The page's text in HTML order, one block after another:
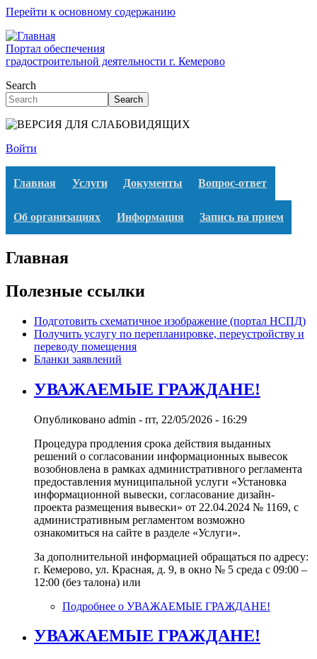
Перейти к основному содержанию
Портал обеспечения
градостроительной деятельности г. Кемерово
Search
Search
Войти
Главная Услуги Документы Вопрос-ответ
Об организациях Информация Запись на прием
Главная
Полезные ссылки
Подготовить схематичное изображение (портал НСПД)
Получить услугу по перепланировке, переустройству и
переводу помещения
Бланки заявлений
УВАЖАЕМЫЕ ГРАЖДАНЕ!
Опубликовано admin - пт, 22/05/2026 - 16:29
Процедура продления срока действия выданных
решений о согласовании информационных вывесок
возобновлена в рамках административного регламента
предоставления муниципальной услуги «Установка
информационной вывески, согласование дизайн-
проекта размещения вывески» от 22.04.2024 № 1169, с
административным регламентом возможно
ознакомиться на сайте в разделе «Услуги».
За дополнительной информацией обращаться по адресу:
г. Кемерово, ул. Красная, д. 9, в окно № 5 среда с 09:00 –
12:00 (без талона) или
Подробнее о УВАЖАЕМЫЕ ГРАЖДАНЕ!
УВАЖАЕМЫЕ ГРАЖДАНЕ!